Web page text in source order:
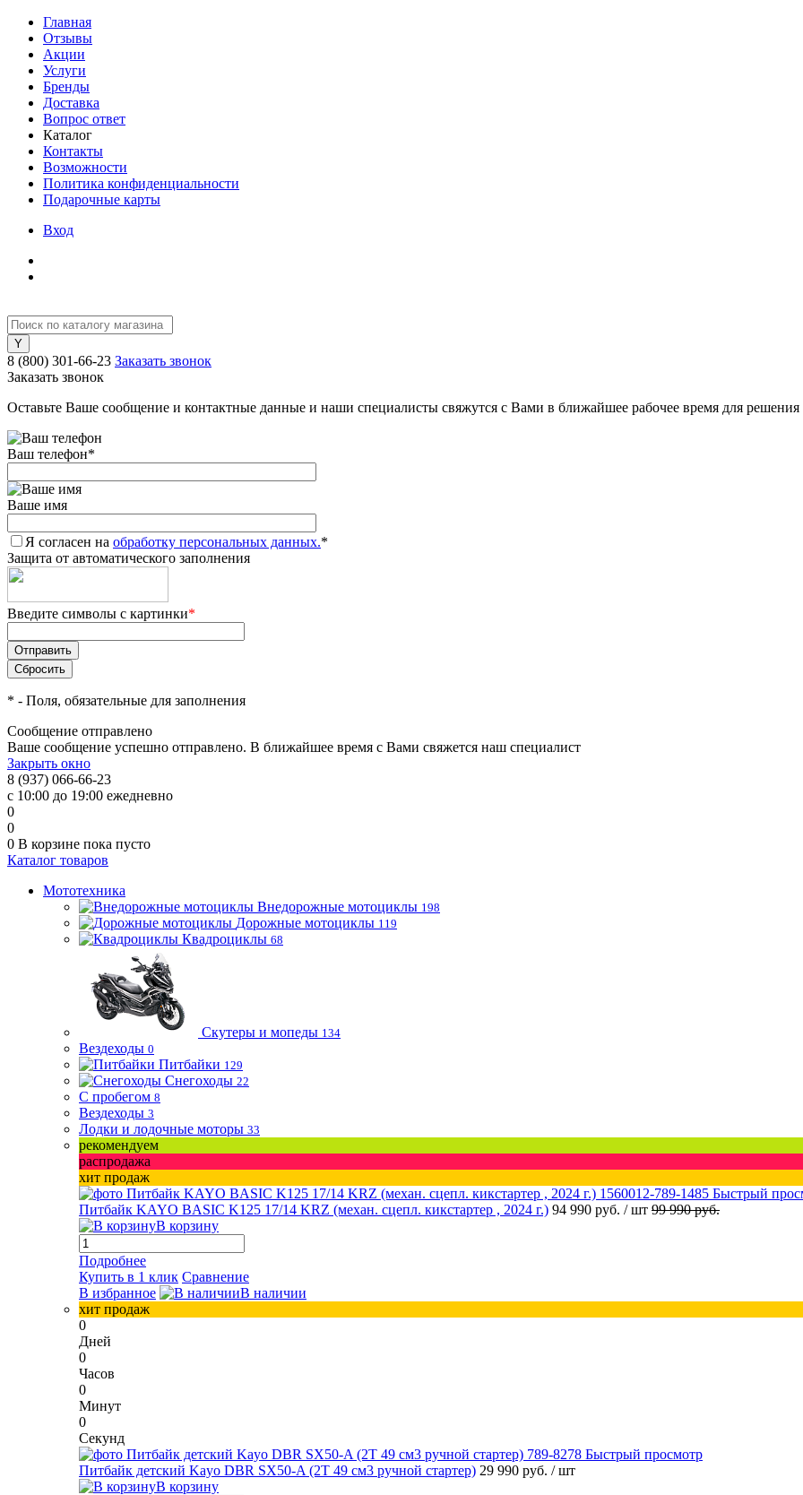
Главная
Отзывы
Акции
Услуги
Бренды
Доставка
Вопрос ответ
Каталог
Контакты
Возможности
Политика конфиденциальности
Подарочные карты
Вход
8 (800) 301-66-23 Заказать звонок
Заказать звонок
Оставьте Ваше сообщение и контактные данные и наши специалисты свяжутся с Вами в ближайшее рабочее время для
Ваш телефон*
Ваше имя
Я согласен на обработку персональных данных.*
Защита от автоматического заполнения
Введите символы с картинки*
* - Поля, обязательные для заполнения
Сообщение отправлено
Ваше сообщение успешно отправлено. В ближайшее время с Вами свяжется наш специалист
Закрыть окно
8 (937) 066-66-23
с 10:00 до 19:00 ежедневно
0
0
0 В корзине пока пусто
Каталог товаров
Мототехника
Внедорожные мотоциклы 198
Дорожные мотоциклы 119
Квадроциклы 68
Скутеры и мопеды 134
Вездеходы 0
Питбайки 129
Снегоходы 22
С пробегом 8
Вездеходы 3
Лодки и лодочные моторы 33
рекомендуем
распродажа
хит продаж
Быстрый
Питбайк KAYO BASIC K125 17/14 KRZ (механ. сцепл. кикстартер , 2024 г.) 94 990 руб. / шт 99 990 руб.
В корзину
Подробнее
Купить в 1 клик Сравнение
В избранное
В наличии
хит продаж
0
Дней
0
Часов
0
Минут
0
Секунд
Быстрый просмотр
Питбайк детский Kayo DBR SX50-A (2T 49 см3 ручной стартер) 29 990 руб. / шт
В корзину